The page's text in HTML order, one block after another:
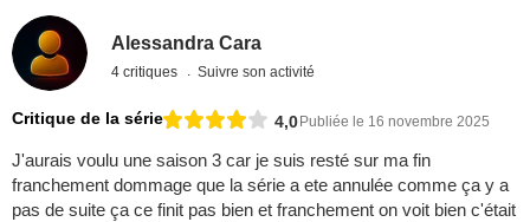
Alessandra Cara
4 critiques Suivre son activité
Critique de la série 4,0Publiée le 16 novembre 2025
J'aurais voulu une saison 3 car je suis resté sur ma fin
franchement dommage que la série a ete annulée comme ça y a
pas de suite ça ce finit pas bien et franchement on voit bien c'était